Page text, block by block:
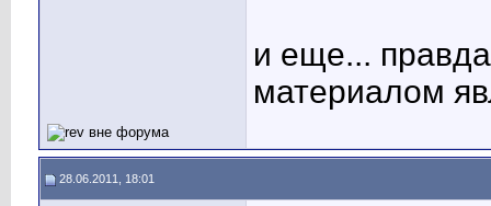
и еще...
материалом
28.06.2011, 18:01